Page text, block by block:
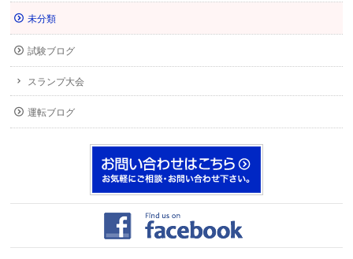
未分類
試験ブログ
スランプ大会
運転ブログ